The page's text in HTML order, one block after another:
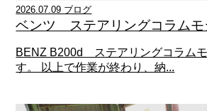
2026.07.09 ブログ
ベンツ ステアリングコラムモ
BENZ B200d ステアリングコラム
す。 以上で作業が終わり、納...